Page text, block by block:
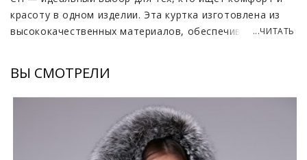
красоту в одном изделии. Эта куртка изготовлена из
высококачественных материалов, обеспечивающих
Мех лисы на капюшоне и планке добавляет роскоши и
защитой от холода. Утеплитель из гусиного пуха
обеспечивает превосходную теплоизоляцию и
комфорт при любой погоде. Талия регулируется
резинками, их можно ослабить или затянуть, придав
...ЧИТАТЬ
ВЫ СМОТРЕЛИ